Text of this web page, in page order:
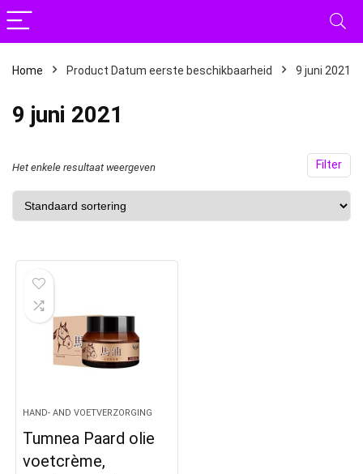
Home Product Datum eerste beschikbaarheid 9 juni 2021
9 juni 2021
Filter
Het enkele resultaat weergeven
HAND- AND VOETVERZORGING
Tumnea Paard olie
voetcrème,